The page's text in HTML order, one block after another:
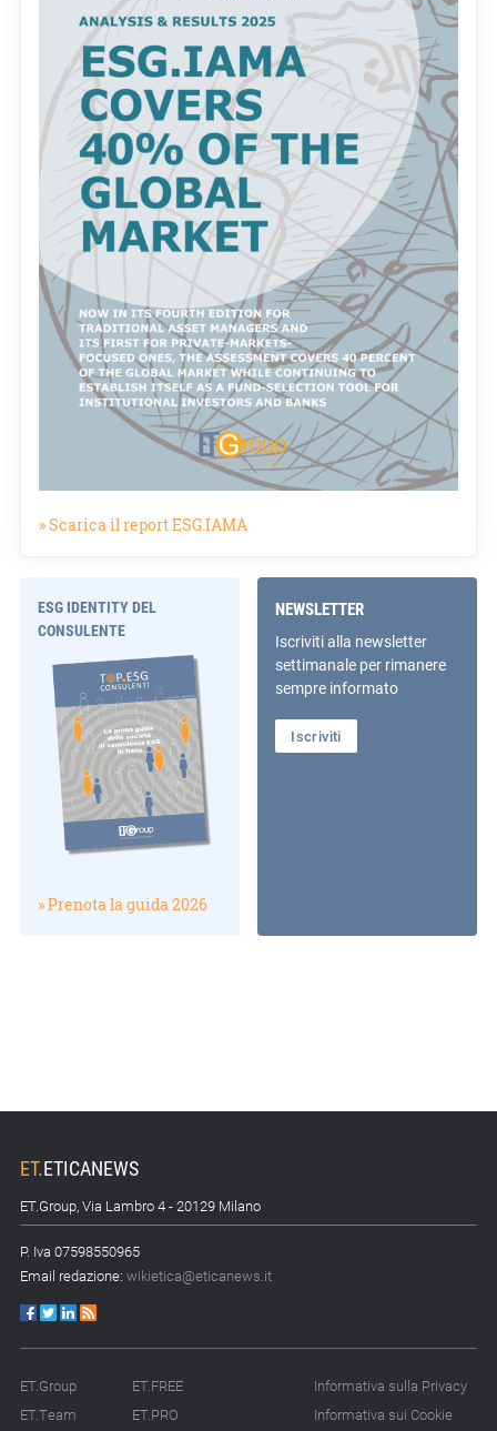
» Scarica il report ESG.IAMA
ESG IDENTITY DEL
CONSULENTE
» Prenota la guida 2026
NEWSLETTER
Iscriviti alla newsletter
settimanale per rimanere
sempre informato
Iscriviti
ET.ETICANEWS
ET.Group, Via Lambro 4 - 20129 Milano
P. Iva 07598550965
Email redazione: wikietica@eticanews.it
ET.Group
ET.Team
ET.FREE
ET.PRO
Informativa sulla Privacy
Informativa sui Cookie